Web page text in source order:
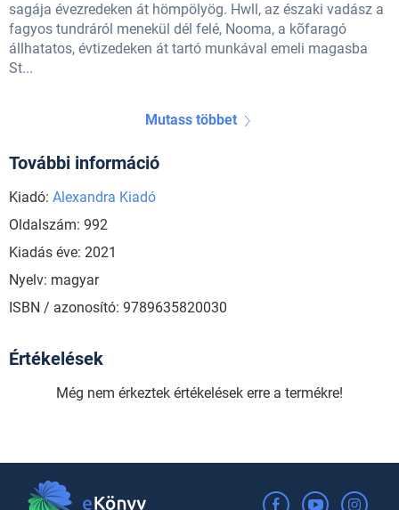
sagája évezredeken át hömpölyög. Hwll, az északi vadász a
fagyos tundráról menekül dél felé, Nooma, a kõfaragó
állhatatos, évtizedeken át tartó munkával emeli magasba
St...
Mutass többet
További információ
Kiadó: Alexandra Kiadó
Oldalszám: 992
Kiadás éve: 2021
Nyelv: magyar
ISBN / azonosító: 9789635820030
Értékelések
Még nem érkeztek értékelések erre a termékre!